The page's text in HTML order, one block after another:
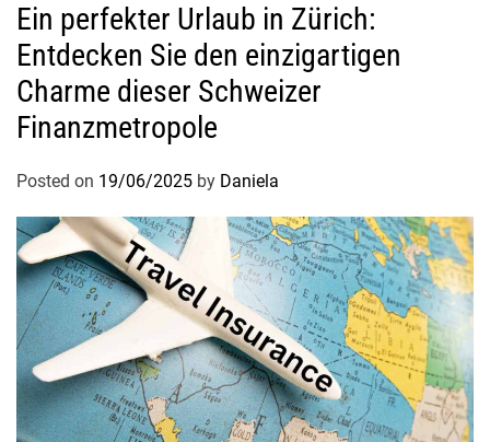
Ein perfekter Urlaub in Zürich:
Entdecken Sie den einzigartigen
Charme dieser Schweizer
Finanzmetropole
Posted on 19/06/2025 by Daniela